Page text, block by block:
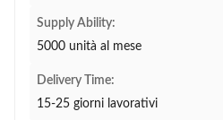
Supply Ability:
5000 unità al mese
Delivery Time:
15-25 giorni lavorativi